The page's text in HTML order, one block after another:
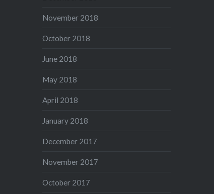
November 2018
October 2018
June 2018
May 2018
April 2018
January 2018
December 2017
November 2017
October 2017